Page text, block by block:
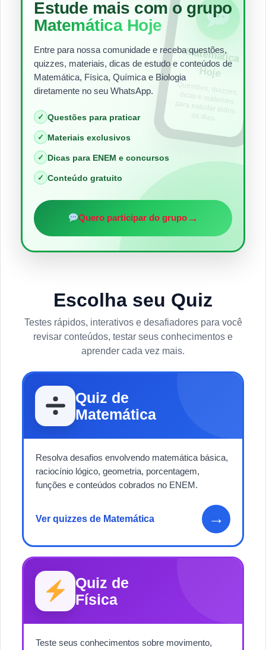
Estude mais com o grupo
Matemática Hoje
Entre para nossa comunidade e receba questões,
quizzes, materiais, dicas de estudo e conteúdos de
Matemática, Física, Química e Biologia
diretamente no seu WhatsApp.
✓ Questões para praticar
✓ Materiais exclusivos
✓ Dicas para ENEM e concursos
✓ Conteúdo gratuito
Quero participar do grupo→
Matem
ática
Hoje
Questões, quizzes,
dicas e materiais
para estudar todos
os dias.
Escolha seu Quiz
Testes rápidos, interativos e desafiadores para você
revisar conteúdos, testar seus conhecimentos e
aprender cada vez mais.
Quiz de
Matemática
Resolva desafios envolvendo matemática básica,
raciocínio lógico, geometria, porcentagem,
funções e conteúdos cobrados no ENEM.
Ver quizzes de Matemática →
Quiz de
Física
Teste seus conhecimentos sobre movimento,